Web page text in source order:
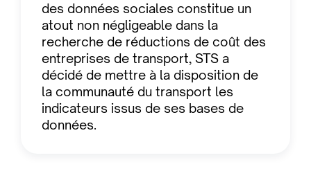
des données sociales constitue un
atout non négligeable dans la
recherche de réductions de coût des
entreprises de transport, STS a
décidé de mettre à la disposition de
la communauté du transport les
indicateurs issus de ses bases de
données.